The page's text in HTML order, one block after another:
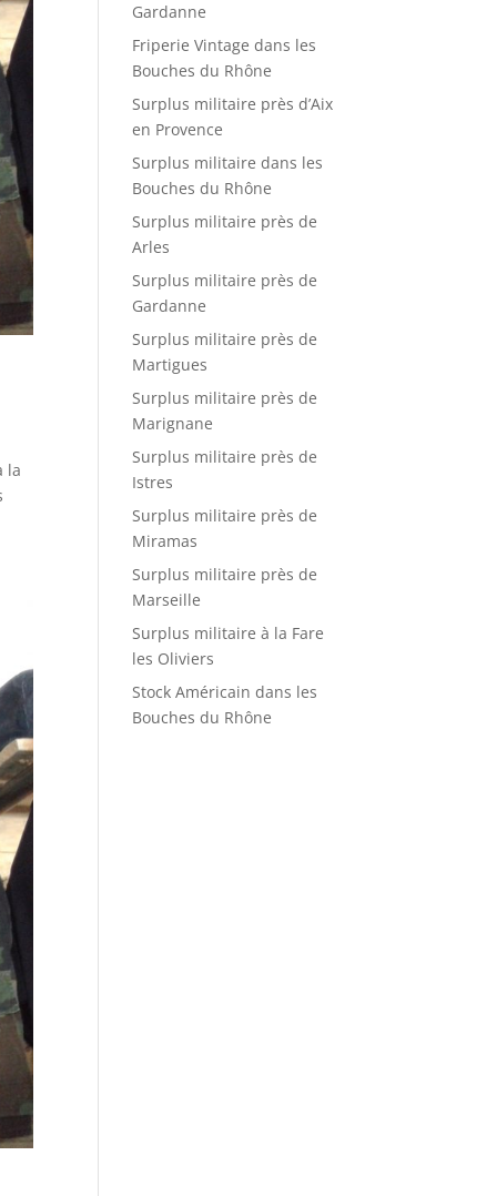
la
Gardanne
Friperie Vintage dans les
Bouches du Rhône
Surplus militaire près d’Aix
en Provence
Surplus militaire dans les
Bouches du Rhône
Surplus militaire près de
Arles
Surplus militaire près de
Gardanne
Surplus militaire près de
Martigues
Surplus militaire près de
Marignane
Surplus militaire près de
Istres
Surplus militaire près de
Miramas
Surplus militaire près de
Marseille
Surplus militaire à la Fare
les Oliviers
Stock Américain dans les
Bouches du Rhône